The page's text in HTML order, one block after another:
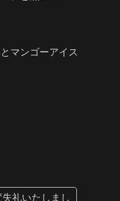
マンゴーアイス
礼いたしまし